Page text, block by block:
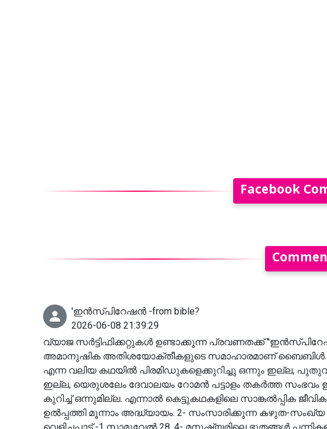
Facebook
'ഇൻസ്‌പിറേഷൻ -from bible?
2026-06-08 21:39:29
വ്യാജ സർട്ടിഫിക്കറ്റുകൾ ഉണ്ടാക്കുന്ന പ്രവണതക്ക്
അമാനുഷിക അതിശയോക്തീകളുടെ സമാഹാരമാണ് ബൈബിൾ.
എന്ന വലിയ കഥയിൽ പിരമിഡുകളെക്കുറിച്ചു ഒന്നും ഇല്ല,
ഇല്ല, യെരുശലേം ദേവാലയം റോമൻ പട്ടാളം തകർത്ത സംഭവം
കുറിച്ച് ഒന്നുമില്ല. എന്നാൽ കെട്ടുകഥകളിലെ സാങ്കൽപ്പിക
ഉൽപ്പത്തി മൂന്നാം അദ്ധ്യായം. 2- സംസാരിക്കുന്ന കഴുത-സംഖ്യ